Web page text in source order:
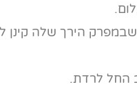
הירך שלה קינן
החל לרדת.